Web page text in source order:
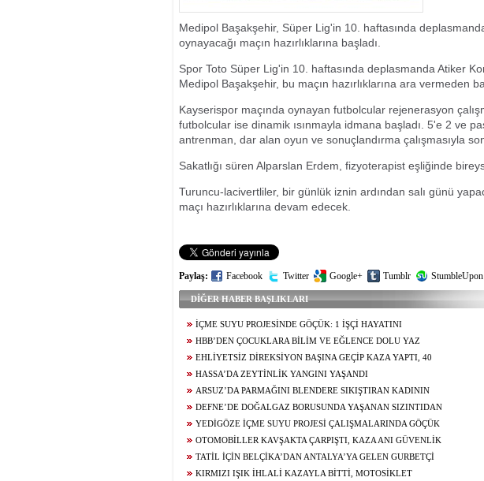
KONSERLERLE RENKLENİYOR
Medipol Başakşehir, Süper Lig'in 10. haftasında
oynayacağı maçın hazırlıklarına başladı.
Spor Toto Süper Lig'in 10. haftasında deplasmanda Atiker
Medipol Başakşehir, bu maçın hazırlıklarına ara vermeden
Kayserispor maçında oynayan futbolcular rejenerasyon
futbolcular ise dinamik ısınmayla idmana başladı. 5'e 2 ve
antrenman, dar alan oyun ve sonuçlandırma çalışmasıyla
Sakatlığı süren Alparslan Erdem, fizyoterapist eşliğinde
Turuncu-lacivertliler, bir günlük iznin ardından salı günü
maçı hazırlıklarına devam edecek.
Paylaş: Facebook Twitter Google+ Tumblr StumbleUpon
DİĞER HABER BAŞLIKLARI
İÇME SUYU PROJESİNDE GÖÇÜK: 1 İŞÇİ HAYATINI
KAYBETTİ, 1’İ AĞIR YARALI
HBB’DEN ÇOCUKLARA BİLİM VE EĞLENCE DOLU YAZ
ETKİNLİKLERİ
EHLİYETSİZ DİREKSİYON BAŞINA GEÇİP KAZA YAPTI, 40
BİN TL CEZA ÖDEDİ
HASSA’DA ZEYTİNLİK YANGINI YAŞANDI
ARSUZ’DA PARMAĞINI BLENDERE SIKIŞTIRAN KADININ
YARDIMINA İTFAİYE YETİŞTİ
DEFNE’DE DOĞALGAZ BORUSUNDA YAŞANAN SIZINTIDAN
ALEVLER YÜKSELDİ
YEDİGÖZE İÇME SUYU PROJESİ ÇALIŞMALARINDA GÖÇÜK
MEYDANA GELDİ
OTOMOBİLLER KAVŞAKTA ÇARPIŞTI, KAZA ANI GÜVENLİK
KAMERASINA YANSIDI:1 YARALI
TATİL İÇİN BELÇİKA’DAN ANTALYA’YA GELEN GURBETÇİ
GENÇ TRAFİK KAZASINDA HAYATINI KAYBETTİ
KIRMIZI IŞIK İHLALİ KAZAYLA BİTTİ, MOTOSİKLET